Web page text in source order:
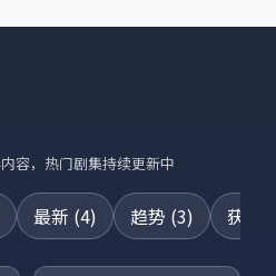
容，热门剧集持续更新中
最新 (4) 趋势 (3) 获奖